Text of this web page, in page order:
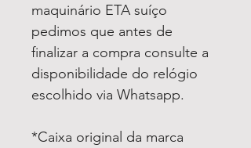
maquinário ETA suíço
pedimos que antes de
finalizar a compra consulte a
disponibilidade do relógio
escolhido via Whatsapp.
*Caixa original da marca